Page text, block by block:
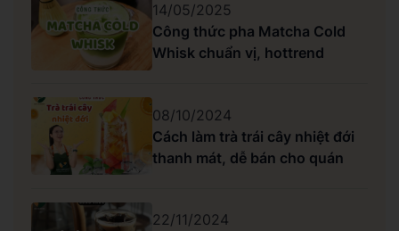
14/05/2025
Công thức pha Matcha Cold
Whisk chuẩn vị, hottrend
08/10/2024
Cách làm trà trái cây nhiệt đới
thanh mát, dễ bán cho quán
22/11/2024